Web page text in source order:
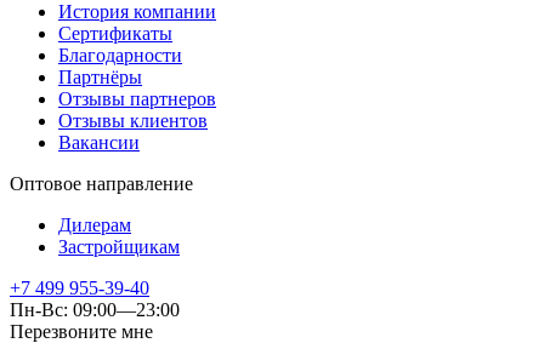
История компании
Сертификаты
Благодарности
Партнёры
Отзывы партнеров
Отзывы клиентов
Вакансии
Оптовое направление
Дилерам
Застройщикам
+7 499 955-39-40
Пн-Вс: 09:00—23:00
Перезвоните мне